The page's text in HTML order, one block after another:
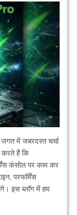
में जबरदस्त चर्चा
करते हैं कि
कंसोल पर काम कर
परफॉर्मेंस
इस ब्लॉग में हम